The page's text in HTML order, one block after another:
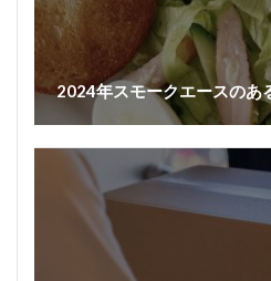
2024年スモークエースのあ